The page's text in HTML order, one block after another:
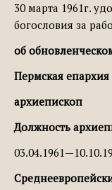
30 марта 1961г.
богословия за
об
Пермская епархия
архиепископ
Должность